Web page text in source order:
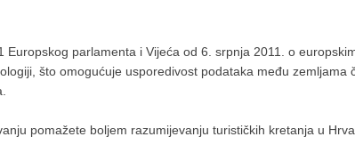
Europskog parlamenta i Vijeća od 6. srpnja 2011. o
što omogućuje usporedivost podataka među
pomažete boljem razumijevanju turističkih kretanja u